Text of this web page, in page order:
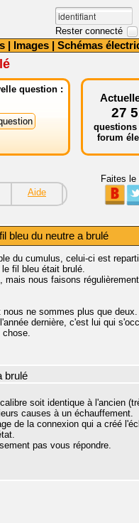
Rester connecté
| Images | Schémas
question :
27
questions
forum
Aide
Faites le
bleu du neutre a brulé
du cumulus, celui-ci est
fil bleu était brulé.
nous faisons
ne sommes plus que deux.
dernière, c'est lui qui
chose.
brulé
soit identique à l'ancien
causes à un échauffement.
de la connexion qui a créé
pas vous répondre.